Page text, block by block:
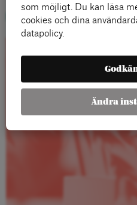
Ekonomisk Politik
som möjligt. Du kan läsa
cookies och dina
datapolicy.
Ändra